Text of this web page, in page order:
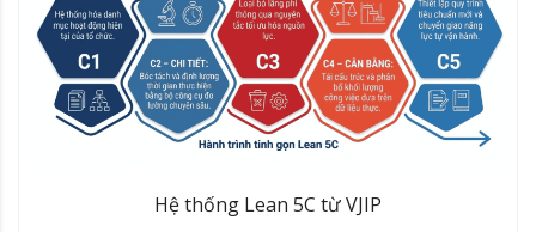
Hệ thống Lean 5C từ VJIP